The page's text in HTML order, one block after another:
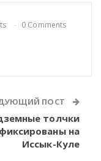
0 Comments
ПОСТ
толчки
на
Иссык-Куле